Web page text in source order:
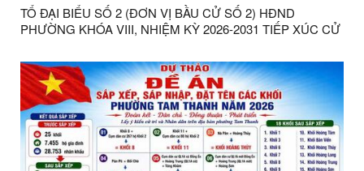
TỔ ĐẠI BIỂU SỐ 2 (ĐƠN VỊ BẦU CỬ SỐ 2) HĐND
PHƯỜNG KHÓA VIII, NHIỆM KỲ 2026-2031 TIẾP XÚC CỬ